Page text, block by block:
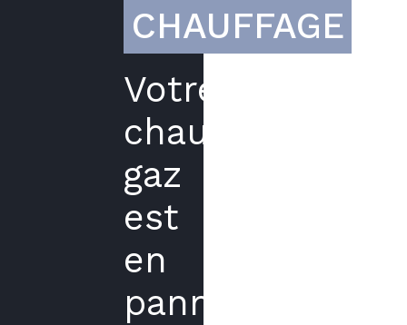
CHAUFFAGE
Votre
chaudière
gaz
est
en
panne?